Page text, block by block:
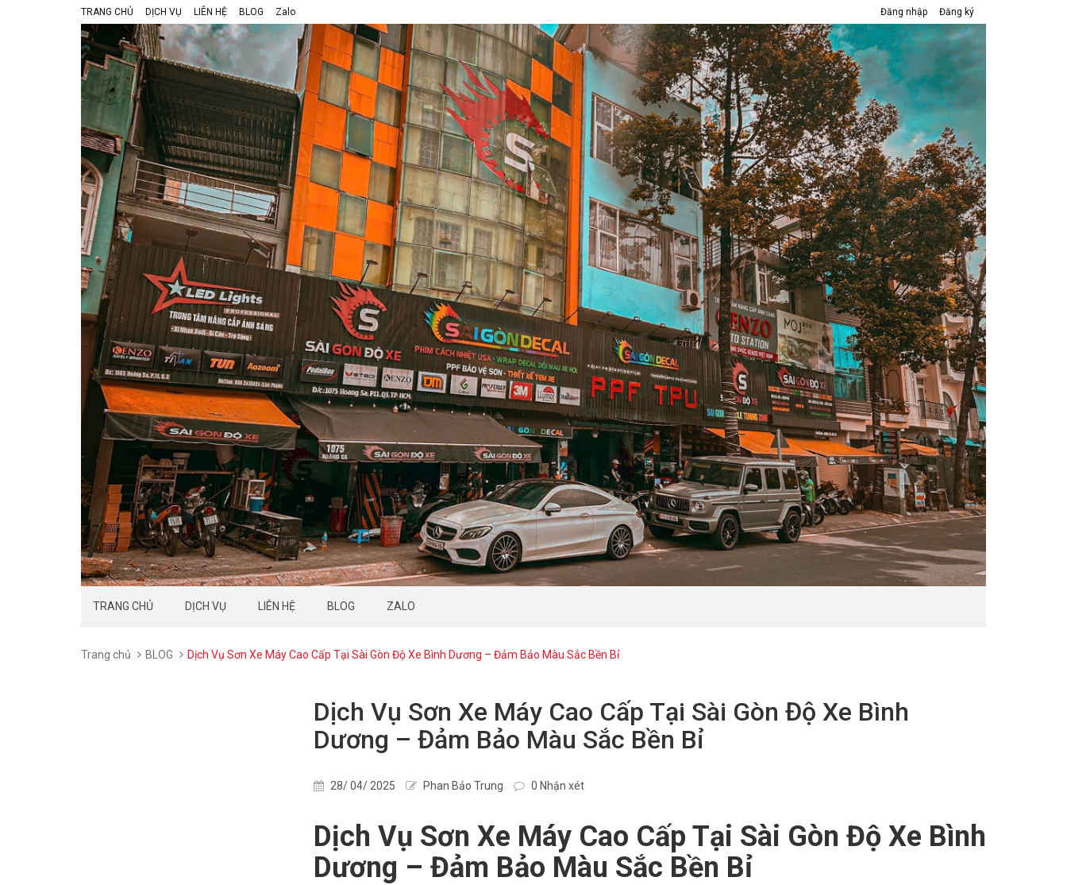
TRANG CHỦ DỊCH VỤ LIÊN HỆ BLOG Zalo Đăng nhập Đăng ký
TRANG CHỦ DỊCH VỤ LIÊN HỆ BLOG ZALO
Trang chủ BLOG Dịch Vụ Sơn Xe Máy Cao Cấp Tại Sài Gòn Độ Xe Bình Dương – Đảm Bảo Màu Sắc Bền Bỉ
Dịch Vụ Sơn Xe Máy Cao Cấp Tại Sài Gòn Độ Xe Bình
Dương – Đảm Bảo Màu Sắc Bền Bỉ
28/ 04/ 2025 Phan Bảo Trung 0 Nhận xét
Dịch Vụ Sơn Xe Máy Cao Cấp Tại Sài Gòn Độ Xe Bình
Dương – Đảm Bảo Màu Sắc Bền Bỉ